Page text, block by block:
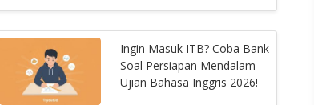
Ingin Masuk ITB? Coba Bank
Soal Persiapan Mendalam
Ujian Bahasa Inggris 2026!